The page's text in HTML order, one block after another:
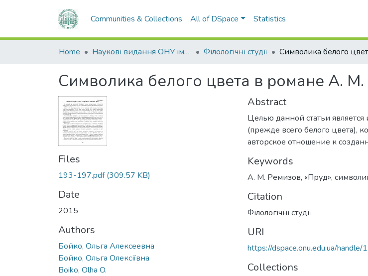
Communities & Collections All of DSpace Statistics
Home Наукові видання ОНУ імені І. І. Мечникова Філологічні студії
Символика белого цвета в романе А.
Files
193-197.pdf(309.57 KB)
Date
2015
Authors
Бойко, Ольга Алексеевна
Бойко, Ольга Олексіївна
Boiko, Olha O.
Abstract
Целью данной статьи
(прежде всего белого цвета),
авторское отношение к
Keywords
А. М. Ремизов, «Пруд»,
Citation
Філологічні студії
URI
https://dspace.onu.edu.ua/
Collections